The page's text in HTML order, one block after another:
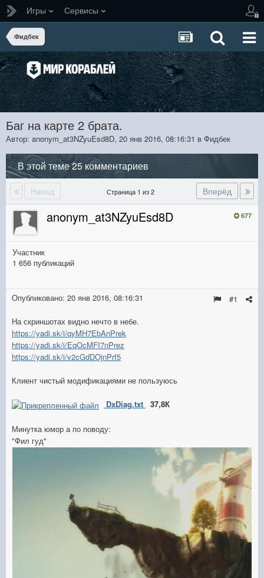
Игры Сервисы
Фидбек
Баг на карте 2 брата.
Автор: anonym_at3NZyuEsd8D, 20 янв 2016, 08:16:31 в Фидбек
В этой теме 25 комментариев
Назад Вперёд
Страница 1 из 2
677
anonym_at3NZyuEsd8D
Участник
1 656 публикаций
#1
Опубликовано: 20 янв 2016, 08:16:31
На скриншотах видно нечто в небе.
https://yadi.sk/i/qyMH7EbAnPrek
https://yadi.sk/i/EqOcMFI7nPrez
https://yadi.sk/i/v2cGdDOjnPrf5
Клиент чистый модификациями не пользуюсь
DxDiag.txt 37,8К
Минутка юмор а по поводу:
"Фил гуд"